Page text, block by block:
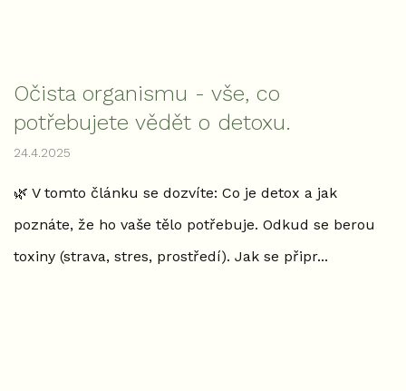
Očista organismu - vše, co
potřebujete vědět o detoxu.
24.4.2025
🌿 V tomto článku se dozvíte: Co je detox a jak
poznáte, že ho vaše tělo potřebuje. Odkud se berou
toxiny (strava, stres, prostředí). Jak se připr...